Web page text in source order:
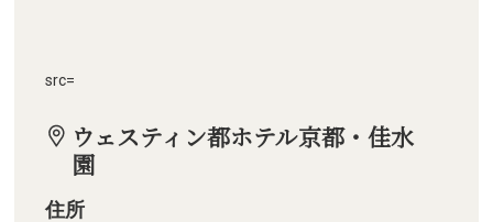
src=
ウェスティン都ホテル京都・佳水
園
住所